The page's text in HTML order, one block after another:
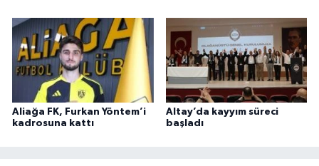
Aliağa FK, Furkan Yöntem’i
kadrosuna kattı
Altay’da kayyım süreci
başladı